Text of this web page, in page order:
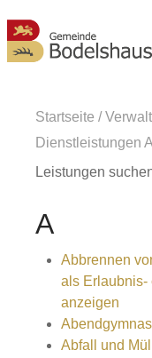
Startseite /
Dienstleistungen
Leistungen
A
Abbrennen
als Erlaubnis-
anzeigen
Abfall und